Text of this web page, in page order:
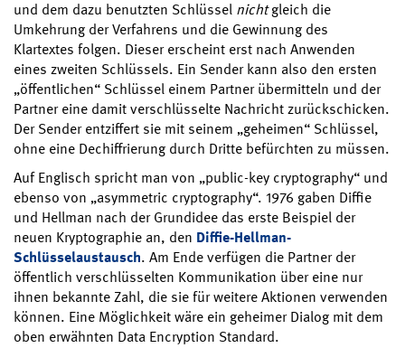
und dem dazu benutzten Schlüssel nichtgleich die
Umkehrung der Verfahrens und die Gewinnung des
Klartextes folgen. Dieser erscheint erst nach Anwenden
eines zweiten Schlüssels. Ein Sender kann also den ersten
„öffentlichen“ Schlüssel einem Partner übermitteln und der
Partner eine damit verschlüsselte Nachricht zurückschicken.
Der Sender entziffert sie mit seinem „geheimen“ Schlüssel,
ohne eine Dechiffrierung durch Dritte befürchten zu müssen.
Auf Englisch spricht man von „public-key cryptography“ und
ebenso von „asymmetric cryptography“. 1976 gaben Diffie
und Hellman nach der Grundidee das erste Beispiel der
neuen Kryptographie an, den Diffie-Hellman-
Schlüsselaustausch. Am Ende verfügen die Partner der
öffentlich verschlüsselten Kommunikation über eine nur
ihnen bekannte Zahl, die sie für weitere Aktionen verwenden
können. Eine Möglichkeit wäre ein geheimer Dialog mit dem
oben erwähnten Data Encryption Standard.